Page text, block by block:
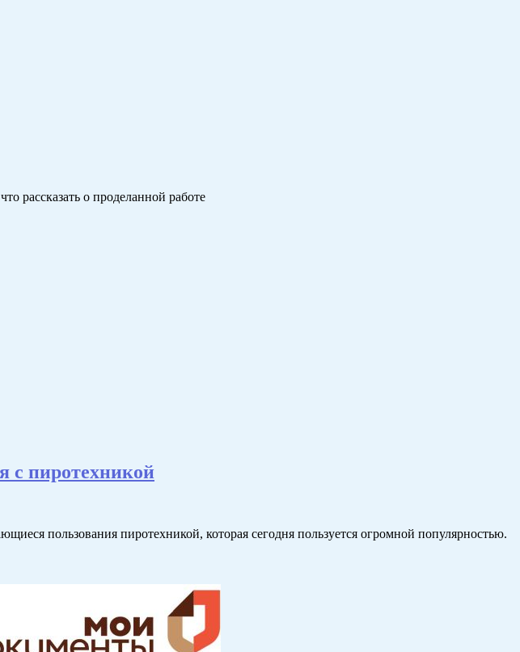
рассказать о проделанной работе
с пиротехникой
пользования пиротехникой, которая сегодня пользуется огромной популярностью.